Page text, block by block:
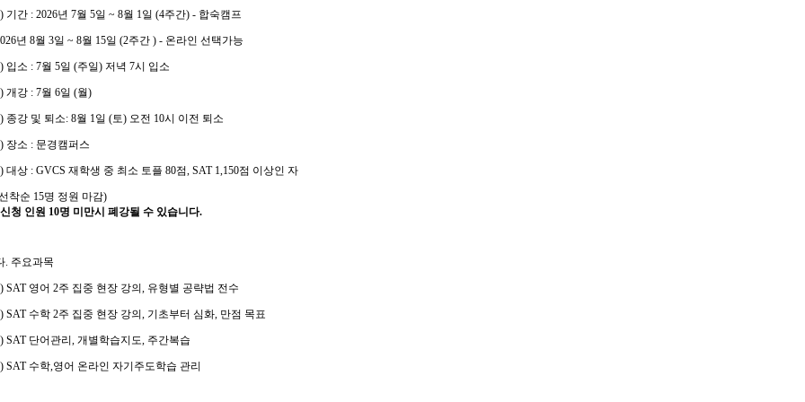
기간 : 2026년 7월 5일 ~ 8월 1일 (4주간) - 합숙캠프
년 8월 3일 ~ 8월 15일 (2주간 ) - 온라인 선택가능
입소 : 7월 5일 (주일) 저녁 7시 입소
개강 : 7월 6일 (월)
종강 및 퇴소: 8월 1일 (토) 오전 10시 이전 퇴소
장소 : 문경캠퍼스
대상 : GVCS 재학생 중 최소 토플 80점, SAT 1,150점 이상인 자
착순 15명 정원 마감)
신청 인원 10명 미만시 폐강될 수 있습니다.
. 주요과목
SAT 영어 2주 집중 현장 강의 , 유형별 공략법 전수
SAT 수학 2주 집중 현장 강의 , 기초부터 심화, 만점 목표
SAT 단어관리 , 개별학습지도, 주간복습
SAT 수학,영어 온라인 자기주도학습 관리